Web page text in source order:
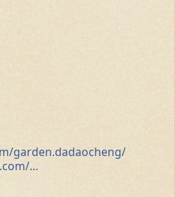
garden.dadaocheng/
…